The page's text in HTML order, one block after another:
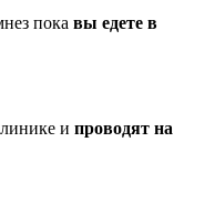
пока вы едете в
и проводят на